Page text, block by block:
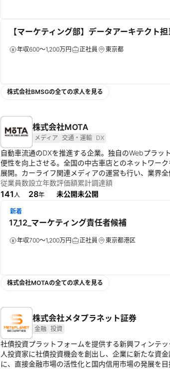
【マーケティング部】データアーキテクト
年収600～1,200万円 正社員 東京都
株式会社BMSGの全ての求人を見る
株式会社MOTA
メディア 交通・運輸 DX
自動車流通のDXを推進する企業。独自のWebプラッ
便性を向上させる。全国の中古車店とのネットワー
展開。カーライフ関連メディアの運営も行い、業界全
従業員数
141人
設立年数
28年
評価額
未公開
累計調達額
未公開
新着
17_12_マーケティング責任者候補
年収700～1,200万円 正社員 東京都港区
株式会社MOTAの全ての求人を見る
株式会社メタプラネット証券
金融 投資
社債投資プラットフォームを提供する新興フィンテ
人投資家に社債投資機会を創出し、企業に新たな資
に、直接金融市場の活性化と国内信用市場の発展を目